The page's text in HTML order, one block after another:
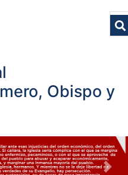
Obispo y